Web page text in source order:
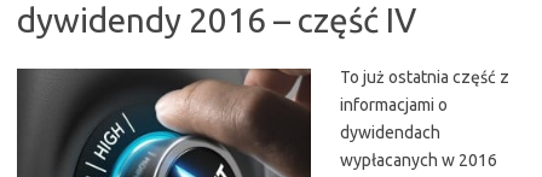
dywidendy 2016 – część IV
To już ostatnia część z
informacjami o
dywidendach
wypłacanych w 2016